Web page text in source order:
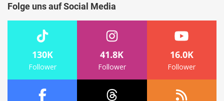
Folge uns auf Social Media
130K
Follower
41.8K
Follower
16.0K
Follower